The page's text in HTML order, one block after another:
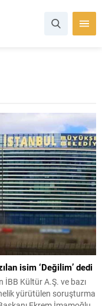
isim ‘Değilim’ dedi
İBB Kültür A.Ş. ve bazı
yürütülen soruşturma